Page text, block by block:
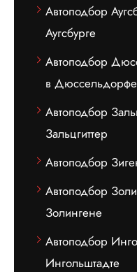
Автоподбор
Аугсбурге
Автоподбор
в Дюссельдорфе
Автоподбор
Зальцгиттер
Автоподбор
Автоподбор
Золингене
Автоподбор
Ингольштадте